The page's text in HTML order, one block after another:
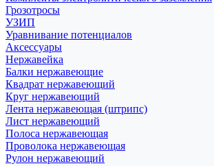
Грозотросы
УЗИП
Уравнивание потенциалов
Аксессуары
Нержавейка
Балки нержавеющие
Квадрат нержавеющий
Круг нержавеющий
Лента нержавеющая (штрипс)
Лист нержавеющий
Полоса нержавеющая
Проволока нержавеющая
Рулон нержавеющий